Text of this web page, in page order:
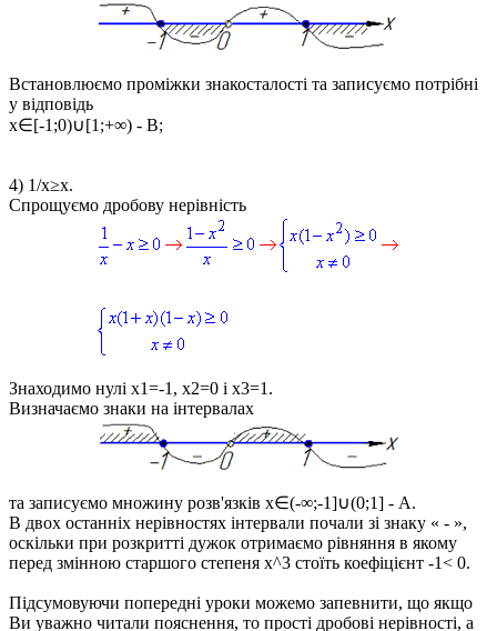
Встановлюємо проміжки знакосталості та записуємо потрібні
у відповідь
x∈[-1;0)∪[1;+∞) - В;
4) 1/x≥x.
Спрощуємо дробову нерівність
Знаходимо нулі x1=-1, x2=0 і x3=1 .
Визначаємо знаки на інтервалах
та записуємо множину розв'язків x∈(-∞;-1]∪(0;1] - А.
В двох останніх нерівностях інтервали почали зі знаку « - »,
оскільки при розкритті дужок отримаємо рівняння в якому
перед змінною старшого степеня x^3 стоїть коефіцієнт -1< 0.
Підсумовуючи попередні уроки можемо запевнити, що якщо
Ви уважно читали пояснення, то прості дробові нерівності, а